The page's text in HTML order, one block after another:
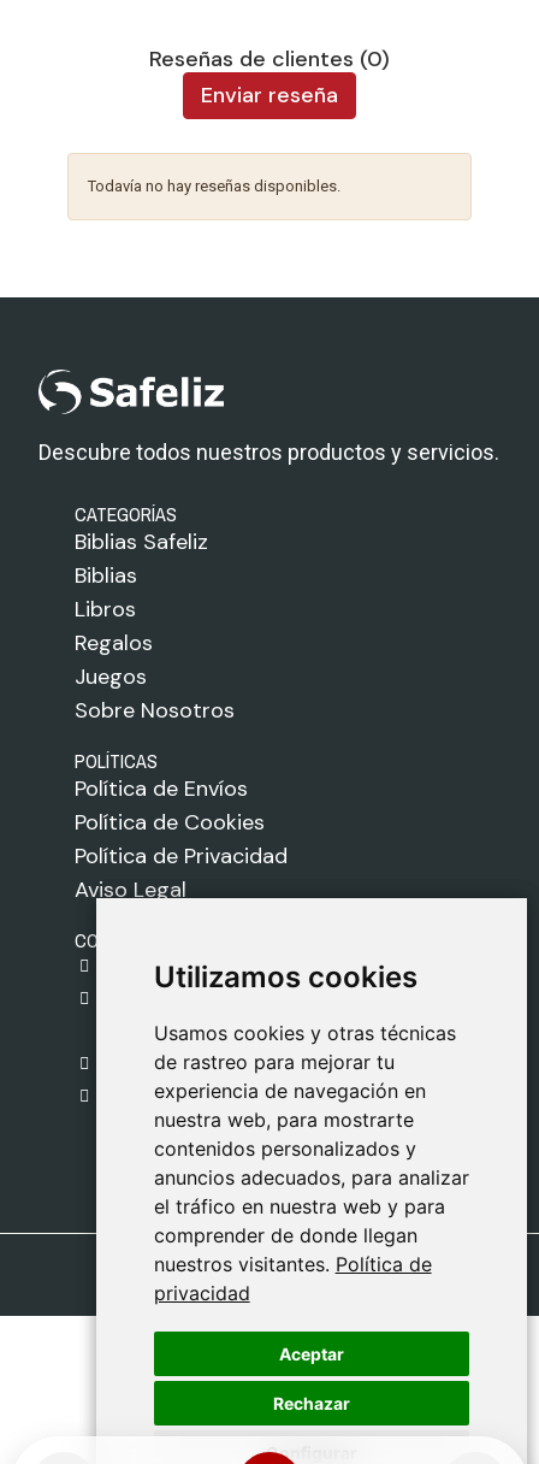
Utilizamos cookies
Usamos cookies y otras técnicas
de rastreo para mejorar tu
experiencia de navegación en
nuestra web, para mostrarte
contenidos personalizados y
anuncios adecuados, para analizar
el tráfico en nuestra web y para
comprender de donde llegan
nuestros visitantes. Política de
privacidad
Aceptar
Rechazar
Configurar
Utilizamos cookies
Usamos cookies y otras técnicas
de rastreo para mejorar tu
experiencia de navegación en
nuestra web, para mostrarte
contenidos personalizados y
anuncios adecuados, para analizar
el tráfico en nuestra web y para
comprender de donde llegan
nuestros visitantes. Política de
privacidad
Aceptar
Rechazar
Configurar
Reseñas de clientes (0)
Enviar reseña
Todavía no hay reseñas disponibles.
Descubre todos nuestros productos y servicios.
CATEGORÍAS
Biblias Safeliz
Biblias
Libros
Regalos
Juegos
Sobre Nosotros
POLÍTICAS
Política de Envíos
Política de Cookies
Política de Privacidad
Aviso Legal
CONTACTO
gestion@safeliz.com
Madrid
918 459 877
Lunes a Viernes
09:00 - 13:00